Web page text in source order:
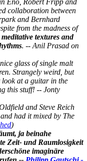
Eno, Robert Fripp and
collaboration between
and Bernhard
from the madness of
textures and
. -- Anil Prasad on
glass of single malt
Strangely weird, but
at a guitar in the
this stuff! -- Jonty
and Steve Reich
had it mixed by The
)
ja beinahe
Zeit- und Raumlosigkeit
imaginäre